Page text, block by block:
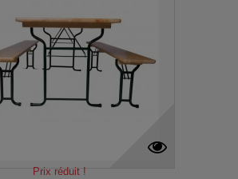
Prix réduit !